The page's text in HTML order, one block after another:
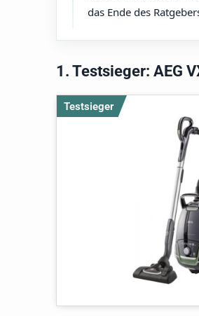
das Ende des
1. Testsieger: AEG
Testsieger